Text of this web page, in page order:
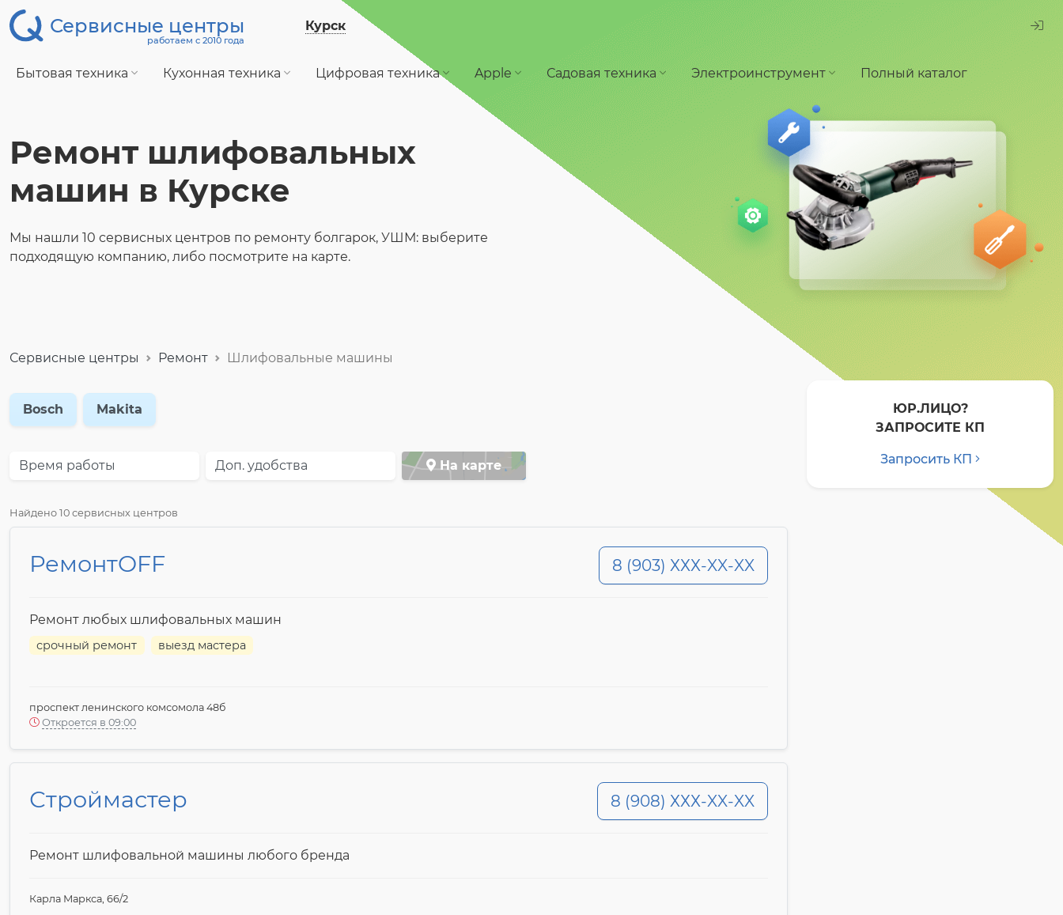
Сервисные центры
работаем с 2010 года
Курск
Бытовая техника Кухонная техника Цифровая техника Apple Садовая техника Электроинструмент Полный каталог
Ремонт шлифовальных
машин в Курске
Мы нашли 10 сервисных центров по ремонту болгарок, УШМ: выберите
подходящую компанию, либо посмотрите на карте.
Сервисные центры Ремонт Шлифовальные машины
Bosch Makita
Время работы Доп. удобства На карте
Найдено 10 сервисных центров
РемонтOFF 8 (903) ХХХ-XX-XX
Ремонт любых шлифовальных машин
срочный ремонт выезд мастера
проспект ленинского комсомола 48б
Откроется в 09:00
Строймастер 8 (908) ХХХ-XX-XX
Ремонт шлифовальной машины любого бренда
Карла Маркса, 66/2
ЮР.ЛИЦО?
ЗАПРОСИТЕ КП
Запросить КП